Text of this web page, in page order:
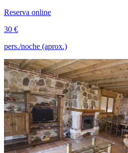
Reserva online
30 €
pers./noche (aprox.)